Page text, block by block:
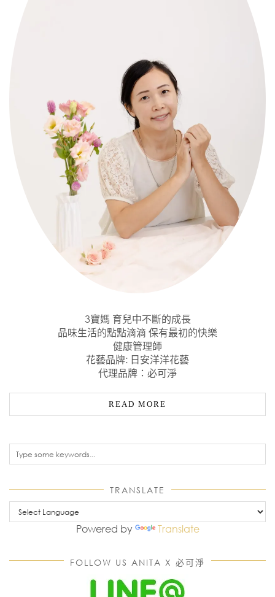
3寶媽 育兒中不斷的成長
品味生活的點點滴滴 保有最初的快樂
健康管理師
花藝品牌: 日安洋洋花藝
代理品牌：必可淨
READ MORE
TRANSLATE
Powered by Translate
FOLLOW US ANITA X 必可淨